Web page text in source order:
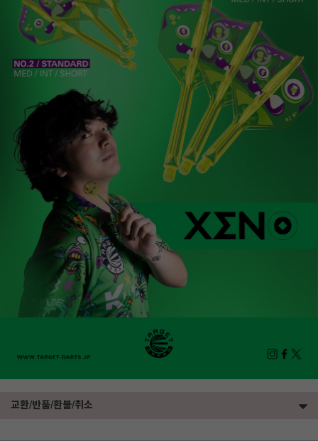
교환/반품/환불/취소